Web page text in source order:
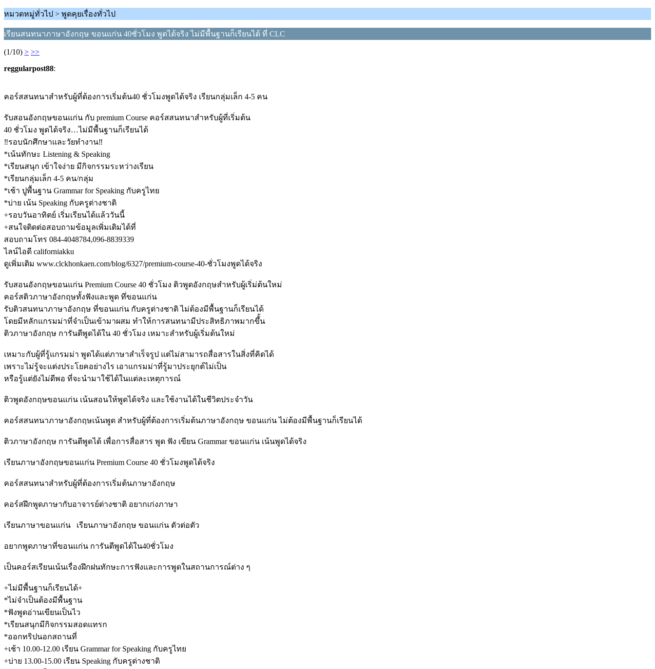
หมวดหมู่ทั่วไป > พูดคุยเรื่องทั่วไป
เรียนสนทนาภาษาอังกฤษ ขอนแก่น 40ชั่วโมง พูดได้จริง ไม่มีพื้นฐานก็เรียนได้ ที่ CLC
(1/10) > >>
reggularpost88:
คอร์สสนทนาสำหรับผู้ที่ต้องการเริ่มต้น40 ชั่วโมงพูดได้จริง เรียนกลุ่มเล็ก 4-5 คน
รับสอนอังกฤษขอนแก่น กับ premium Course คอร์สสนทนาสำหรับผู้ที่เริ่มต้น
40 ชั่วโมง พูดได้จริง…ไม่มีพื้นฐานก็เรียนได้
‼️รอบนักศึกษาและวัยทำงาน‼️
*เน้นทักษะ Listening & Speaking
*เรียนสนุก เข้าใจง่าย มีกิจกรรมระหว่างเรียน
*เรียนกลุ่มเล็ก 4-5 คน/กลุ่ม
*เช้า ปูพื้นฐาน Grammar for Speaking กับครูไทย
*บ่าย เน้น Speaking กับครูต่างชาติ
+รอบวันอาทิตย์ เริ่มเรียนได้แล้ววันนี้
+สนใจติดต่อสอบถามข้อมูลเพิ่มเติมได้ที่
สอบถามโทร 084-4048784,096-8839339
ไลน์ไอดี californiakku
ดูเพิ่มเติม www.clckhonkaen.com/blog/6327/premium-course-40-ชั่วโมงพูดได้จริง
รับสอนอังกฤษขอนแก่น Premium Course 40 ชั่วโมง ติวพูดอังกฤษสำหรับผู้เริ่ม่ต้นใหม่
คอร์สติวภาษาอังกฤษทั้งฟังและพูด ทึ่ขอนแก่น
รับติวสนทนาภาษาอังกฤษ ที่ขอนแก่น กับครูต่างชาติ ไม่ต้องมีพื้นฐานก็เรียนได้
โดยมีหลักแกรมม่าที่จำเป็นเข้ามาผสม ทำให้การสนทนามีประสิทธิภาพมากขึั้น
ติวภาษาอังกฤษ การันตีพูดได้ใน 40 ชั่วโมง เหมาะสำหรับผู้เริ่มต้นใหม่
เหมาะกับผู้ที่รู้แกรมม่า พูดได้แต่ภาษาสำเร็จรูป แต่ไม่สามารถสื่อสารในสิ่งที่คิดได้
เพราะไม่รู้จะแต่งประโยคอย่างไร เอาแกรมม่าที่รู้มาประยุกต์ไม่เป็น
หรือรู้แต่ยังไม่ดีพอ ที่จะนำมาใช้ได้ในแต่ละเหตุการณ์
ติวพูดอังกฤษขอนแก่น เน้นสอนให้พูดได้จริง และใช้งานได้ในชีวิตประจำวัน
คอร์สสนทนาภาษาอังกฤษเน้นพูด สำหรับผู้ที่ต้องการเริ่มต้นภาษาอังกฤษ ขอนแก่น ไม่ต้องมีพื้นฐานก็เรียนได้
ติวภาษาอังกฤษ การันตีพูดได้ เพื่อการสื่อสาร พูด ฟัง เขียน Grammar ขอนแก่น เน้นพูดได้จริง
เรียนภาษาอังกฤษขอนแก่น Premium Course 40 ชั่วโมงพูดได้จริง
คอร์สสนทนาสำหรับผู้ที่ต้องการเริ่มต้นภาษาอังกฤษ
คอร์สฝึกพูดภาษากับอาจารย์ต่างชาติ อยากเก่งภาษา
เรียนภาษาขอนแก่น เรียนภาษาอังกฤษ ขอนแก่น ตัวต่อตัว
อยากพูดภาษาที่ขอนแก่น การันตีพูดได้ใน40ชั่วโมง
เป็นคอร์สเรียนเน้นเรื่องฝึกฝนทักษะการฟังและการพูดในสถานการณ์ต่าง ๆ
+ไม่มีพื้นฐานก็เรียนได้+
*ไม่จำเป็นต้องมีพื้นฐาน
*ฟังพูดอ่านเขียนเป็นไว
*เรียนสนุกมีกิจกรรมสอดแทรก
*ออกทริปนอกสถานที่
+เช้า 10.00-12.00 เรียน Grammar for Speaking กับครูไทย
+บ่าย 13.00-15.00 เรียน Speaking กับครูต่างชาติ